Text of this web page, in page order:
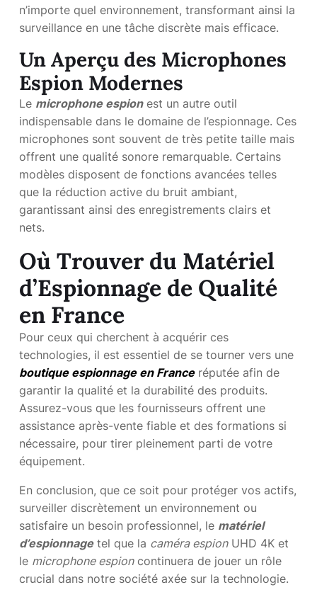
n’importe quel environnement, transformant ainsi la
surveillance en une tâche discrète mais efficace.
Un Aperçu des Microphones
Espion Modernes
Le microphone espionest un autre outil
indispensable dans le domaine de l’espionnage. Ces
microphones sont souvent de très petite taille mais
offrent une qualité sonore remarquable. Certains
modèles disposent de fonctions avancées telles
que la réduction active du bruit ambiant,
garantissant ainsi des enregistrements clairs et
nets.
Où Trouver du Matériel
d’Espionnage de Qualité
en France
Pour ceux qui cherchent à acquérir ces
technologies, il est essentiel de se tourner vers une
boutique espionnage en Franceréputée afin de
garantir la qualité et la durabilité des produits.
Assurez-vous que les fournisseurs offrent une
assistance après-vente fiable et des formations si
nécessaire, pour tirer pleinement parti de votre
équipement.
En conclusion, que ce soit pour protéger vos actifs,
surveiller discrètement un environnement ou
satisfaire un besoin professionnel, le matériel
d’espionnagetel que la caméra espionUHD 4K et
le microphone espioncontinuera de jouer un rôle
crucial dans notre société axée sur la technologie.